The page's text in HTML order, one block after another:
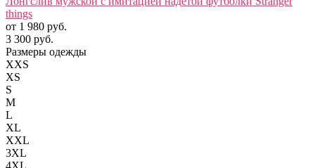
things
от 1 980 руб.
3 300 руб.
Размеры одежды
XXS
XS
S
M
L
XL
XXL
3XL
4XL